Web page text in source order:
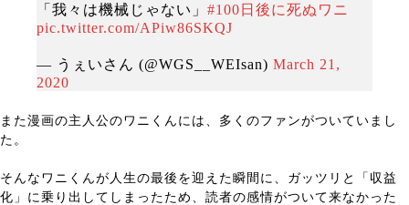
「我々は機械じゃない」 #100日後に死ぬワニ
pic.twitter.com/APiw86SKQJ
— うぇいさん (@WGS__WEIsan) March 21,
2020
また漫画の主人公のワニくんには、多くのファンがついていまし
た。
そんなワニくんが人生の最後を迎えた瞬間に、ガッツリと「収益
化」に乗り出してしまったため、読者の感情がついて来なかった